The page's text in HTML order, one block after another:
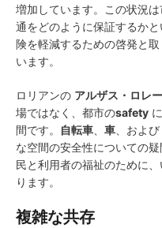
増加しています。この状況
通をどのように保証するか
険を軽減するための啓発と
います。
ロリアンの アルザス・ロレ
場ではなく、都市のsafety
間です。
自転車、 車、および
な空間の安全性についての
民と利用者の福祉のために
ります。
複雑な共存